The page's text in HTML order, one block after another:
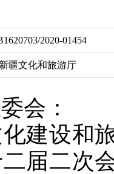
2020-01454
新疆文化和旅游厅
会：
建设和
届二次